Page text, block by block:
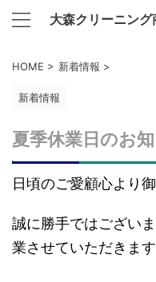
大森クリーニング
HOME > 新着情報 >
新着情報
夏季休業日のお
日頃のご愛顧心より
誠に勝手ではござ
業させていただきます